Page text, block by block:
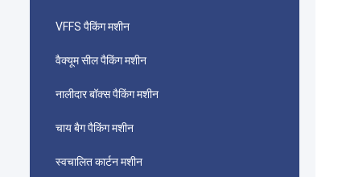
VFFS पैकिंग मशीन
वैक्यूम सील पैकिंग मशीन
नालीदार बॉक्स पैकिंग मशीन
चाय बैग पैकिंग मशीन
स्वचालित कार्टन मशीन